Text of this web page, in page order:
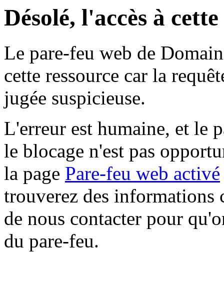
Désolé, l'accès à
Le pare-feu web de
cette ressource car la
jugée suspicieuse.
L'erreur est humaine, et le
le blocage n'est pas
la page Pare-feu web activé
trouverez des informations
de nous contacter pour
du pare-feu.